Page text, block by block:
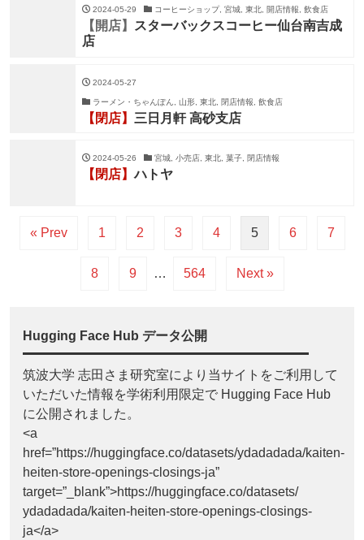
2024-05-29 コーヒーショップ, 宮城, 東北, 開店情報, 飲食店
【開店】
スターバックスコーヒー仙台南吉成
店
2024-05-27
ラーメン・ちゃんぽん, 山形, 東北, 閉店情報, 飲食店
【閉店】 三日月軒 高砂支店
2024-05-26 宮城, 小売店, 東北, 菓子, 閉店情報
【閉店】ハトヤ
« Prev 1 2 3 4 5 6 7
8 9 … 564 Next »
Hugging Face Hub データ公開
筑波大学 志田さま研究室により当サイトをご利用して
いただいた情報を学術利用限定で Hugging Face Hub
に公開されました。
<a
href=”https://huggingface.co/datasets/ydadadada/kaiten-
heiten-store-openings-closings-ja”
target=”_blank”>https://huggingface.co/datasets/
ydadadada/kaiten-heiten-store-openings-closings-
ja</a>